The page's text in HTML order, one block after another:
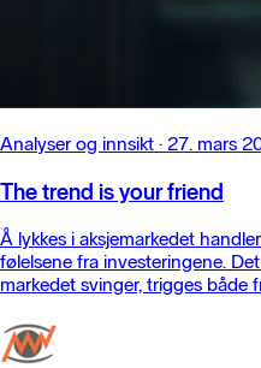
Analyser og innsikt · 27. mars
The trend is your friend
Å lykkes i aksjemarkedet
følelsene fra investeringene.
markedet svinger, trigges både